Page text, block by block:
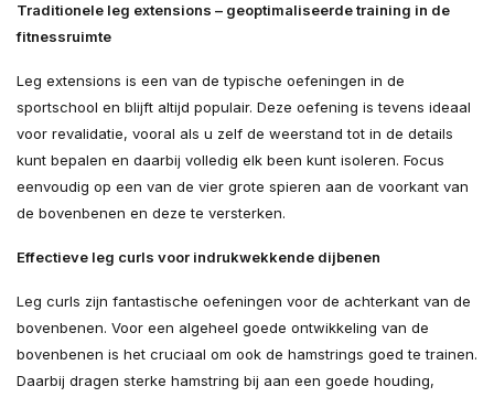
Traditionele leg extensions – geoptimaliseerde training in de
fitnessruimte
Leg extensions is een van de typische oefeningen in de
sportschool en blijft altijd populair. Deze oefening is tevens ideaal
voor revalidatie, vooral als u zelf de weerstand tot in de details
kunt bepalen en daarbij volledig elk been kunt isoleren. Focus
eenvoudig op een van de vier grote spieren aan de voorkant van
de bovenbenen en deze te versterken.
Effectieve leg curls voor indrukwekkende dijbenen
Leg curls zijn fantastische oefeningen voor de achterkant van de
bovenbenen. Voor een algeheel goede ontwikkeling van de
bovenbenen is het cruciaal om ook de hamstrings goed te trainen.
Daarbij dragen sterke hamstring bij aan een goede houding,